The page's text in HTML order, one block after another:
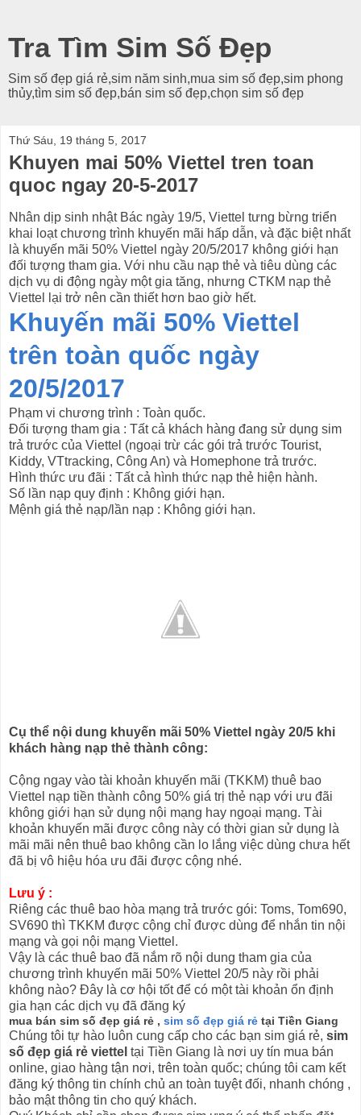
Tra Tìm Sim Số Đẹp
Sim số đẹp giá rẻ,sim năm sinh,mua sim số đẹp,sim phong
thủy,tìm sim số đẹp,bán sim số đẹp,chọn sim số đẹp
Thứ Sáu, 19 tháng 5, 2017
Khuyen mai 50% Viettel tren toan
quoc ngay 20-5-2017
Nhân dịp sinh nhật Bác ngày 19/5, Viettel tưng bừng triển
khai loạt chương trình khuyến mãi hấp dẫn, và đặc biệt nhất
là khuyến mãi 50% Viettel ngày 20/5/2017 không giới hạn
đối tượng tham gia. Với nhu cầu nạp thẻ và tiêu dùng các
dịch vụ di động ngày một gia tăng, nhưng CTKM nạp thẻ
Viettel lại trở nên cần thiết hơn bao giờ hết.
Khuyến mãi 50% Viettel
trên toàn quốc ngày
20/5/2017
Phạm vi chương trình : Toàn quốc.
Đối tượng tham gia : Tất cả khách hàng đang sử dụng sim
trả trước của Viettel (ngoại trừ các gói trả trước Tourist,
Kiddy, VTtracking, Công An) và Homephone trả trước.
Hình thức ưu đãi : Tất cả hình thức nạp thẻ hiện hành.
Số lần nạp quy định : Không giới hạn.
Mệnh giá thẻ nạp/lần nạp : Không giới hạn.
Cụ thể nội dung khuyến mãi 50% Viettel ngày 20/5 khi
khách hàng nạp thẻ thành công:
Cộng ngay vào tài khoản khuyến mãi (TKKM) thuê bao
Viettel nạp tiền thành công 50% giá trị thẻ nạp với ưu đãi
không giới hạn sử dụng nội mạng hay ngoại mạng. Tài
khoản khuyến mãi được công này có thời gian sử dụng là
mãi mãi nên thuê bao không cần lo lắng việc dùng chưa hết
đã bị vô hiệu hóa ưu đãi được cộng nhé.
Lưu ý :
Riêng các thuê bao hòa mạng trả trước gói: Toms, Tom690,
SV690 thì TKKM được cộng chỉ được dùng để nhắn tin nội
mạng và gọi nội mạng Viettel.
Vậy là các thuê bao đã nắm rõ nội dung tham gia của
chương trình khuyến mãi 50% Viettel 20/5 này rồi phải
không nào? Đây là cơ hội tốt để có một tài khoản ổn định
gia hạn các dịch vụ đã đăng ký
mua bán sim số đẹp giá rẻ , sim số đẹp giá rẻ tại Tiền Giang
Chúng tôi tự hào luôn cung cấp cho các bạn sim giá rẻ, sim
số đẹp giá rẻ viettel tại Tiền Giang là nơi uy tín mua bán
online, giao hàng tận nơi, trên toàn quốc; chúng tôi cam kết
đăng ký thông tin chính chủ an toàn tuyệt đối, nhanh chóng ,
bảo mật thông tin cho quý khách.